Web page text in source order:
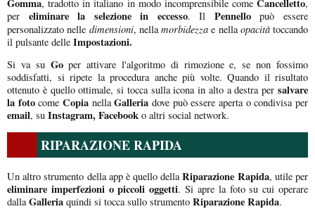
, tradotto in italiano in modo incomprensibile come
,
per eliminare la selezione in eccesso. Il Pennellopuò essere
personalizzato nelle dimensioni, nellamorbidezza e nellaopacitàtoccando
il pulsante delle Impostazioni.
Si va su Goper attivare l'algoritmo di rimozione e, se non fossimo
soddisfatti, si ripete la procedura anche più volte. Quando il risultato
ottenuto è quello ottimale, si tocca sulla icona in alto a destra per salvare
la fotocomeCopia nellaGalleria dove può essere aperta o condivisa per
email, su Instagram, Facebook o altri social network.
RIPARAZIONE RAPIDA
Un altro strumento della app è quello dellaRiparazione Rapida, utile per
eliminare imperfezioni o piccoli oggetti. Si apre la foto su cui operare
dallaGalleria quindi si tocca sullo strumento Riparazione Rapida.